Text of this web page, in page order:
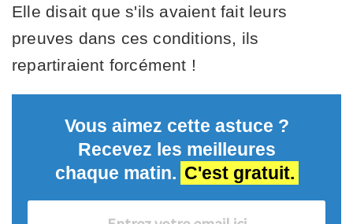
Elle disait que s'ils avaient fait leurs
preuves dans ces conditions, ils
repartiraient forcément !
Vous aimez cette astuce ?
Recevez les meilleures
chaque matin. C'est gratuit.